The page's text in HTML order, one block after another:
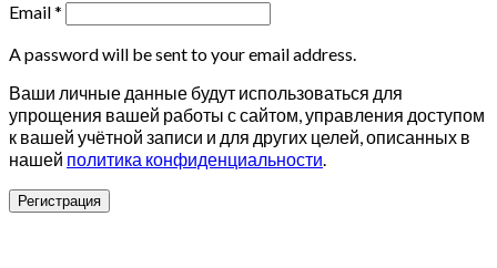
Email*
A password will be sent to your email address.
Ваши личные данные будут использоваться для
упрощения вашей работы с сайтом, управления доступом
к вашей учётной записи и для других целей, описанных в
нашей политика конфиденциальности.
Регистрация